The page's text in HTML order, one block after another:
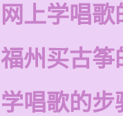
网上学唱
福州买古筝
学唱歌的步